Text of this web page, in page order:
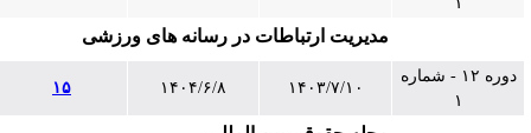
مدیریت ارتباطات در رسانه های ورزشی
دوره ۱۲ - شماره
۱۴۰۳/۷/۱۰ ۱۴۰۴/۶/۸ ۱۵